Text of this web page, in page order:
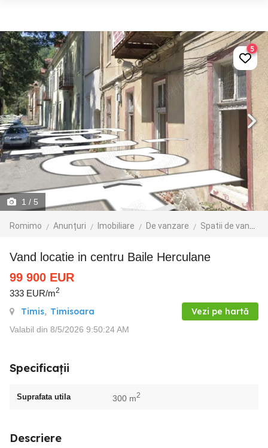
1 / 5
Romimo Anunțuri Imobiliare De vanzare Spatii de vanzare
5
Vand locatie in centru Baile Herculane
99 900 EUR
333 EUR/m2
Timis, Timisoara Vezi pe hartă
Valabil din 8/5/2026 9:50:24 AM
Specificații
Suprafata utila 300 m2
Descriere